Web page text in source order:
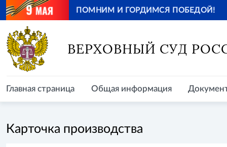
ПОМНИМ И ГОРДИМСЯ ПОБЕДОЙ!
Главная страница
ВЕРХОВНЫЙ СУД
Главная страница Общая информация
Карточка производства